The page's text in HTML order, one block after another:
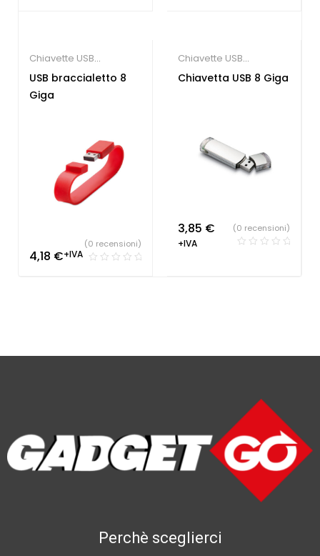
Chiavette USB
economiche
USB braccialetto 8
Giga
4,18 €+IVA
(0 recensioni)
Chiavette USB
economiche
Chiavetta USB 8 Giga
3,85 €
+IVA
(0 recensioni)
Perchè sceglierci